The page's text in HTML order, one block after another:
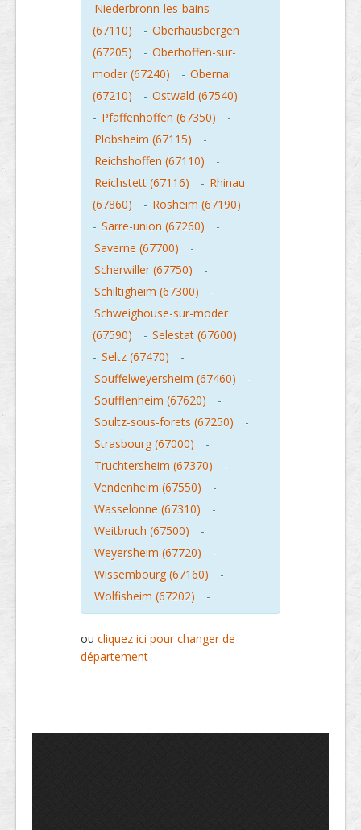
Niederbronn-les-bains
(67110)
- Oberhausbergen
(67205)
- Oberhoffen-sur-
moder (67240)
- Obernai
(67210)
- Ostwald (67540)
- Pfaffenhoffen (67350)
-
Plobsheim (67115)
-
Reichshoffen (67110)
-
Reichstett (67116)
- Rhinau
(67860)
- Rosheim (67190)
- Sarre-union (67260)
-
Saverne (67700)
-
Scherwiller (67750)
-
Schiltigheim (67300)
-
Schweighouse-sur-moder
(67590)
- Selestat (67600)
- Seltz (67470)
-
Souffelweyersheim (67460)
-
Soufflenheim (67620)
-
Soultz-sous-forets (67250)
-
Strasbourg (67000)
-
Truchtersheim (67370)
-
Vendenheim (67550)
-
Wasselonne (67310)
-
Weitbruch (67500)
-
Weyersheim (67720)
-
Wissembourg (67160)
-
Wolfisheim (67202)
-
ou cliquez ici pour changer de
département